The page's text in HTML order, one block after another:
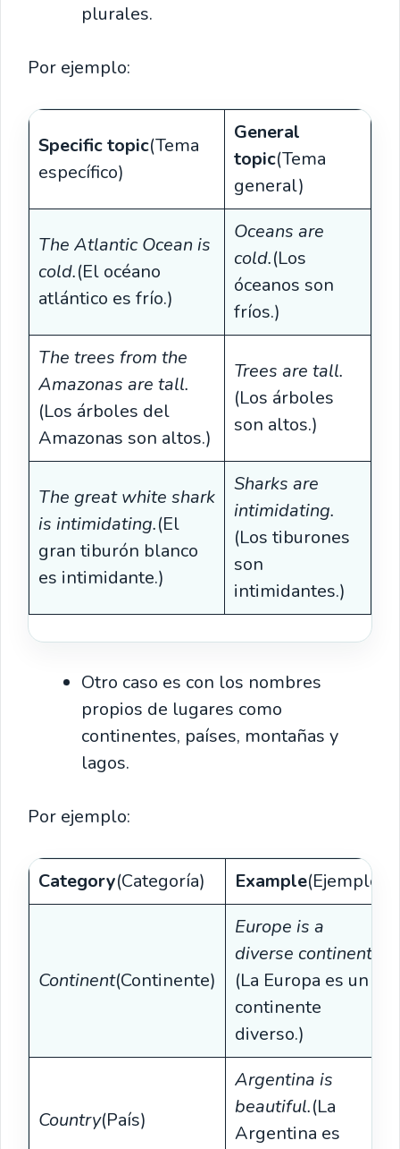
plurales.
Por ejemplo:
Specific topic(Tema
específico)
General
topic(Tema
general)
The Atlantic Ocean is
cold.(El océano
atlántico es frío.)
Oceans are
cold.(Los
óceanos son
fríos.)
The trees from the
Amazonas are tall.
(Los árboles del
Amazonas son altos.)
Trees are tall.
(Los árboles
son altos.)
The great white shark
is intimidating.(El
gran tiburón blanco
es intimidante.)
Sharks are
intimidating.
(Los tiburones
son
intimidantes.)
Otro caso es con los nombres
propios de lugares como
continentes, países, montañas y
lagos.
Por ejemplo:
Category(Categoría) Example(Ejemplo)
Continent(Continente)
Europe is a
diverse continent.
(La Europa es un
continente
diverso.)
Country(País)
Argentina is
beautiful.(La
Argentina es